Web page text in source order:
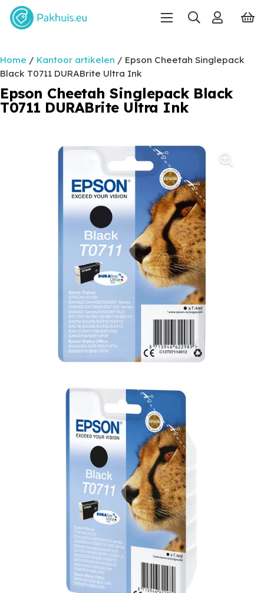
Home / Kantoor artikelen / Epson Cheetah Singlepack
Black T0711 DURABrite Ultra Ink
Epson Cheetah Singlepack Black
T0711 DURABrite Ultra Ink